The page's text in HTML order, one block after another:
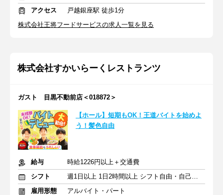
アクセス
戸越銀座駅 徒歩1分
株式会社王将フードサービスの求人一覧を見る
株式会社すかいらーくレストランツ
ガスト 目黒不動前店＜018872＞
【ホール】短期もOK！王道バイトを始めよ
う！髪色自由
給与
時給1226円以上＋交通費
シフト
週1日以上 1日2時間以上 シフト自由・自己申告
雇用形態
アルバイト・パート